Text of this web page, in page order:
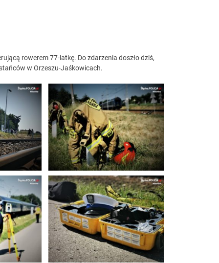
rowerem 77-latkę. Do zdarzenia doszło dziś,
w Orzeszu-Jaśkowicach.